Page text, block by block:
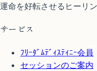
運命を好転させるヒーリ
サービス
ﾌﾘｰﾀﾞﾑﾃﾞｨｽﾃｨﾆｰ会員
セッションのご案内